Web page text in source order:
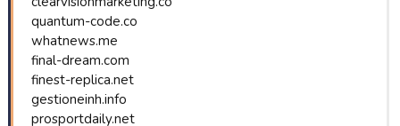
quantum-code.co
whatnews.me
final-dream.com
finest-replica.net
gestioneinh.info
prosportdaily.net